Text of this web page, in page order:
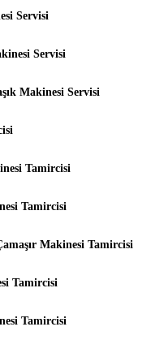
Servisi
Servisi
Makinesi Servisi
Tamircisi
Tamircisi
Makinesi Tamircisi
Tamircisi
Tamircisi